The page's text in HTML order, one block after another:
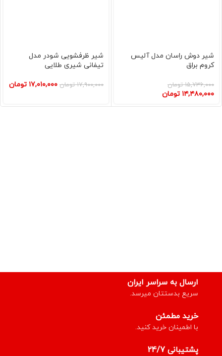
شیر دوش راسان مدل آلیس
کروم براق
۱۵,۷۳۶,۰۰۰ تومان
۱۴,۴۸۰,۰۰۰ تومان
شیر ظرفشویی شودر مدل
تیفانی شیری طلایی
۱۷,۹۰۰,۰۰۰ تومان ۱۷,۰۱۰,۰۰۰ تومان
ارسال به سراسر ایران
سریع بدستتان میرسد.
خرید مطمئن
با اطمینان خرید کنید.
پشتیبانی 24/7